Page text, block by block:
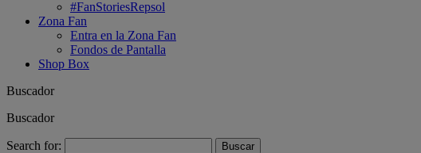
#FanStoriesRepsol
Zona Fan
Entra en la Zona Fan
Fondos de Pantalla
Shop Box
Buscador
Buscador
Search for: